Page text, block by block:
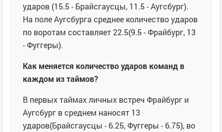
ударов (15.5 - Брайсгаусцы, 11.5 - Аугсбург).
На поле Аугсбурга среднее количество ударов
по воротам составляет 22.5(9.5 - Фрайбург, 13
- Фуггеры).
Как меняется количество ударов команд в
каждом из таймов?
В первых таймах личных встреч Фрайбург и
Аугсбург в среднем наносят 13
ударов(Брайсгаусцы - 6.25, Фуггеры - 6.75), во